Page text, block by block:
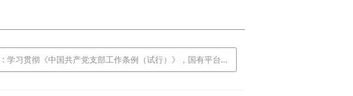
: 学习贯彻《中国共产党支部工作条例（试行）》，国有平台企业党支部行事有规可循